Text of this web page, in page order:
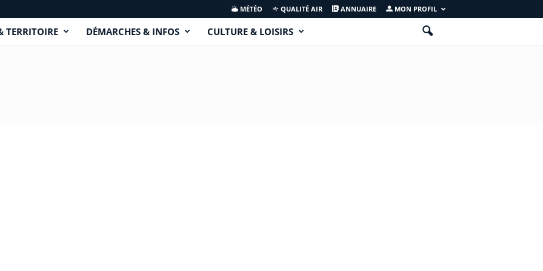
MÉTÉO QUALITÉ AIR ANNUAIRE MON PROFIL
TERRITOIRE DÉMARCHES & INFOS CULTURE & LOISIRS